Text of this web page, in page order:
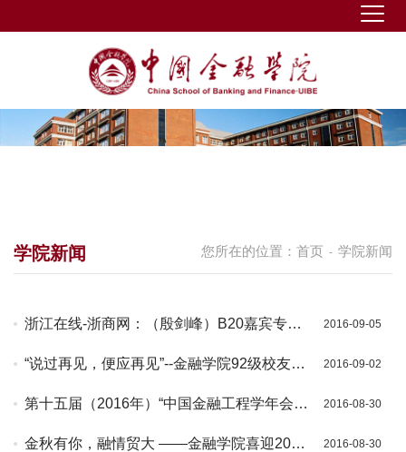
您所在的位置： 首页 - 学院新闻
学院新闻
浙江在线-浙商网：（殷剑峰）B20嘉宾专
响
2016-09-05
“说过再见，便应再见”--金融学院92级校友毕
2016-09-02
第十五届（2016年）“中国金融工程学年会隆
2016-08-30
金秋有你，融情贸大 ——金融学院喜迎2016
2016-08-30